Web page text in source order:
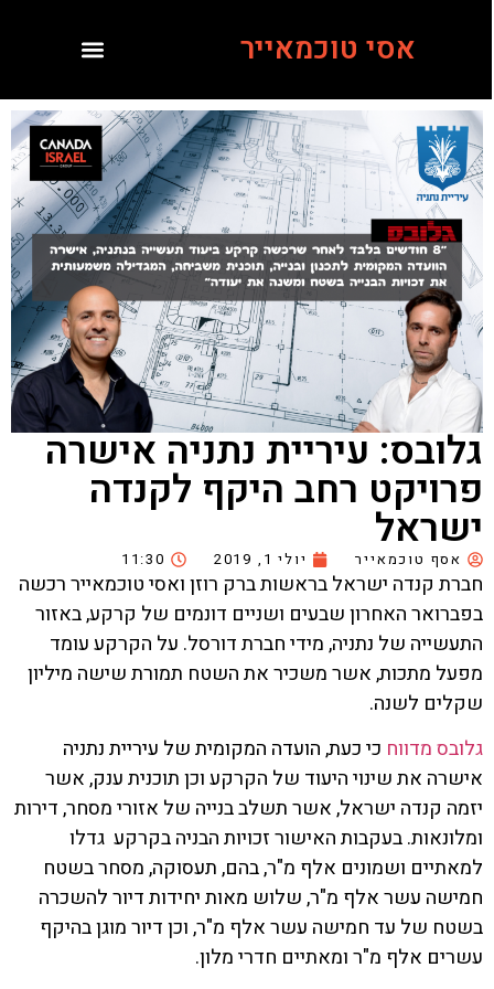
אסי טוכמאייר
גלובס: עיריית נתניה אישרה
פרויקט רחב היקף לקנדה
ישראל
אסף טוכמאייר יולי 1, 2019 11:30
חברת קנדה ישראל בראשות ברק רוזן ואסי טוכמאייר רכשה
בפברואר האחרון שבעים ושניים דונמים של קרקע, באזור
התעשייה של נתניה, מידי חברת דורסל. על הקרקע עומד
מפעל מתכות, אשר משכיר את השטח תמורת שישה מיליון
שקלים לשנה.
גלובס מדווח כי כעת, הועדה המקומית של עיריית נתניה
אישרה את שינוי היעוד של הקרקע וכן תוכנית ענק, אשר
יזמה קנדה ישראל, אשר תשלב בנייה של אזורי מסחר, דירות
ומלונאות. בעקבות האישור זכויות הבניה בקרקע גדלו
למאתיים ושמונים אלף מ"ר, בהם, תעסוקה, מסחר בשטח
חמישה עשר אלף מ"ר, שלוש מאות יחידות דיור להשכרה
בשטח של עד חמישה עשר אלף מ"ר, וכן דיור מוגן בהיקף
עשרים אלף מ"ר ומאתיים חדרי מלון.